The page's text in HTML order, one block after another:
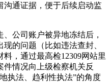
沟通证据，便于后续启动监
、公司账户被异地冻结后，
的问题（比如违法查封、
，通过最高检12309网站里
件情况向上级检察机关反
执法、趋利性执法”的角度